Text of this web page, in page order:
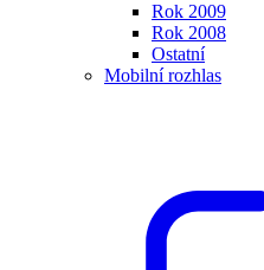
Rok 2009
Rok 2008
Ostatní
Mobilní rozhlas